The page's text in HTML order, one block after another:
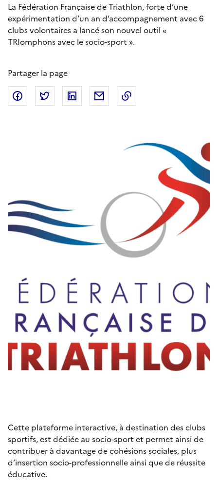
La Fédération Française de Triathlon, forte d’une
expérimentation d’un an d’accompagnement avec 6
clubs volontaires a lancé son nouvel outil «
TRIomphons avec le socio-sport ».
Partager la page
Partager sur Facebook
Partager sur Twitter
Partager sur LinkedIn
Partager par email
Cette plateforme interactive, à destination des clubs
sportifs, est dédiée au socio-sport et permet ainsi de
contribuer à davantage de cohésions sociales, plus
d’insertion socio-professionnelle ainsi que de réussite
éducative.